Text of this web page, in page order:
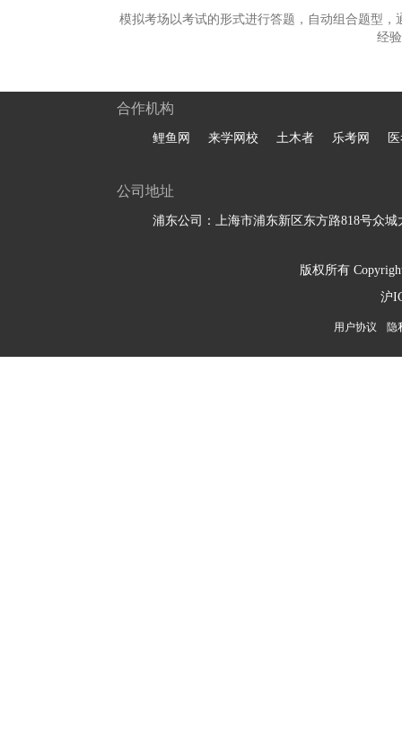
模拟考场以考试的形式进行答题，自动组合题型
经
合作机构
鲤鱼网 来学网校 土木者 乐考网
公司地址
浦东公司：上海市浦东新区东方路818号众城
版权所有
沪
用户协议 隐